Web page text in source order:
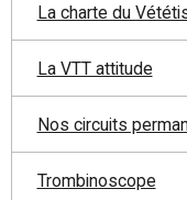
La charte du
La VTT attitude
Nos circuits
Trombinoscope